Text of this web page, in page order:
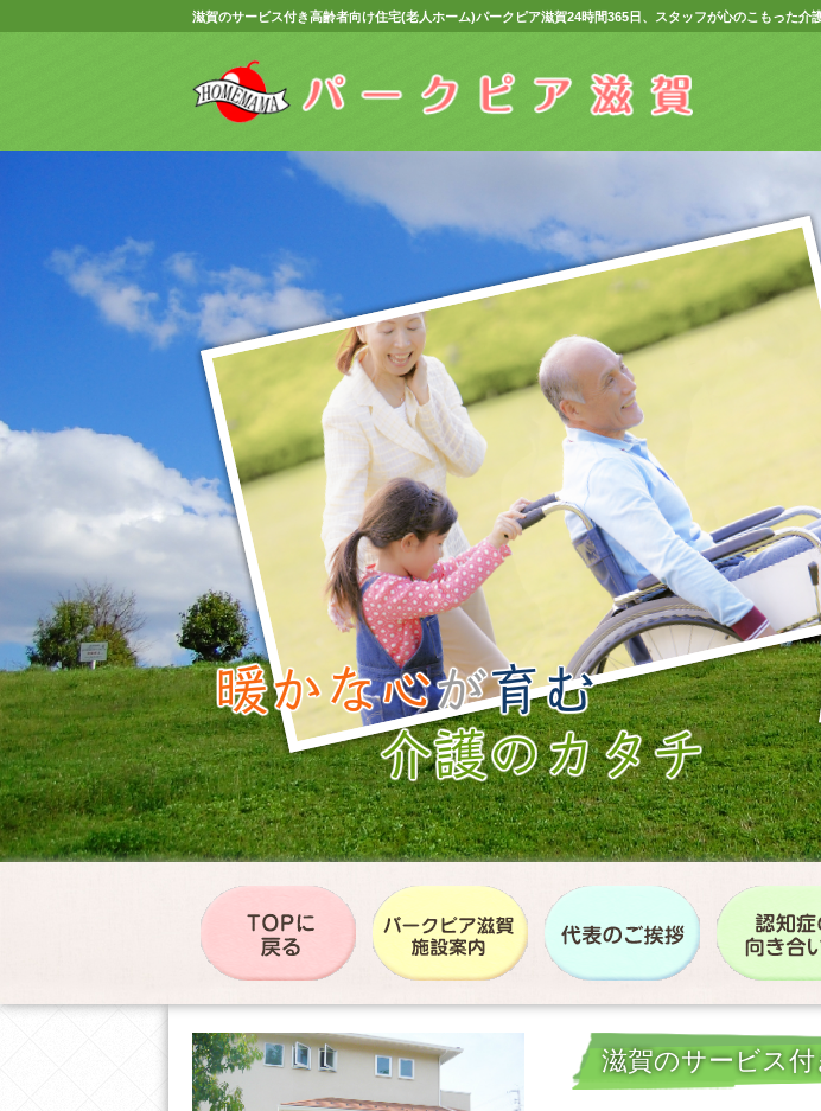
滋賀のサービス付き高齢者向け住宅(老人ホーム)パークピア滋賀24時間365日、スタッフが心のこもった介
滋賀のサービス